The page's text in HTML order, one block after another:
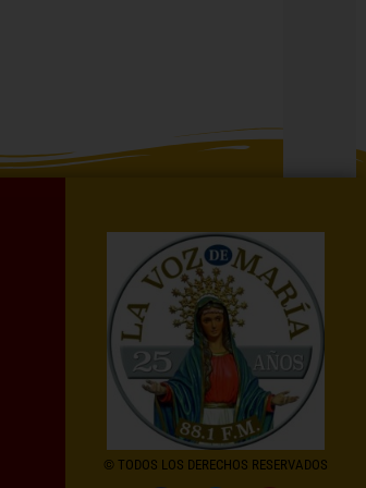
© TODOS LOS DERECHOS RESERVADOS